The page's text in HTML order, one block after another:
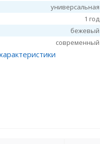
универсальная
1 год
бежевый
современный